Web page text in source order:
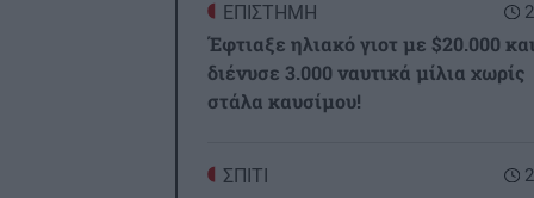
ΕΠΙΣΤΗΜΗ
Έφτιαξε ηλιακό γιοτ με $20.000 και
διένυσε 3.000 ναυτικά μίλια χωρίς
στάλα καυσίμου!
ΣΠΙΤΙ